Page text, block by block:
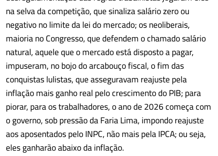
na selva da competição, que sinaliza salário zero ou
negativo no limite da lei do mercado; os neoliberais,
maioria no Congresso, que defendem o chamado salário
natural, aquele que o mercado está disposto a pagar,
impuseram, no bojo do arcabouço fiscal, o fim das
conquistas lulistas, que asseguravam reajuste pela
inflação mais ganho real pelo crescimento do PIB; para
piorar, para os trabalhadores, o ano de 2026 começa com
o governo, sob pressão da Faria Lima, impondo reajuste
aos aposentados pelo INPC, não mais pela IPCA; ou seja,
eles ganharão abaixo da inflação.